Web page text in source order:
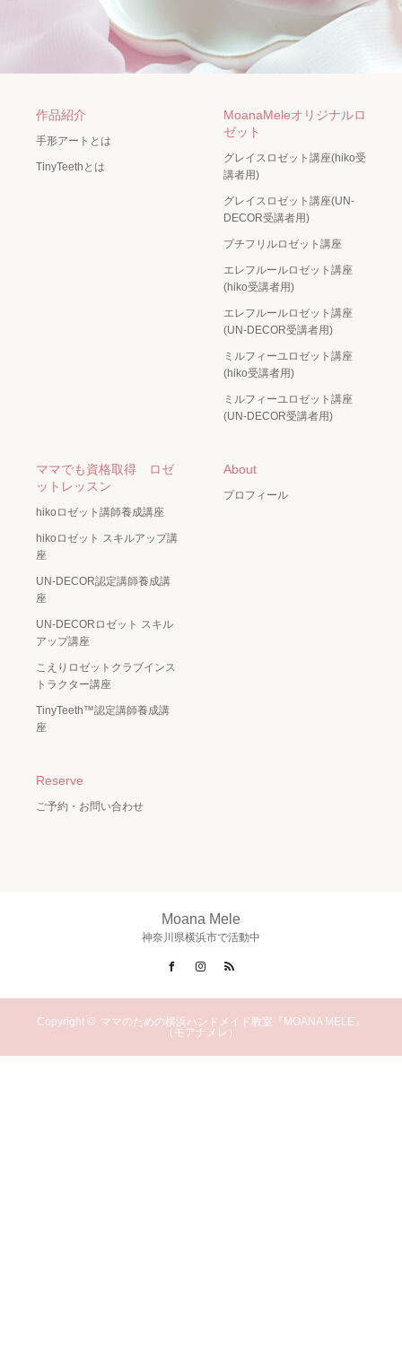
作品紹介
手形アートとは
TinyTeethとは
MoanaMeleオリジナルロ
ゼット
グレイスロゼット講座(hiko受
講者用)
グレイスロゼット講座(UN-
DECOR受講者用)
プチフリルロゼット講座
エレフルールロゼット講座
(hiko受講者用)
エレフルールロゼット講座
(UN-DECOR受講者用)
ミルフィーユロゼット講座
(hiko受講者用)
ミルフィーユロゼット講座
(UN-DECOR受講者用)
ママでも資格取得 ロゼ
ットレッスン
hikoロゼット講師養成講座
hikoロゼット スキルアップ講
座
UN-DECOR認定講師養成講
座
UN-DECORロゼット スキル
アップ講座
こえりロゼットクラブインス
トラクター講座
TinyTeeth™️認定講師養成講
座
About
プロフィール
Reserve
ご予約・お問い合わせ
Moana Mele
神奈川県横浜市で活動中
FacebookInstagram
Copyright © ママのための横浜ハンドメイド教室『MOANA MELE』
（モアナメレ）